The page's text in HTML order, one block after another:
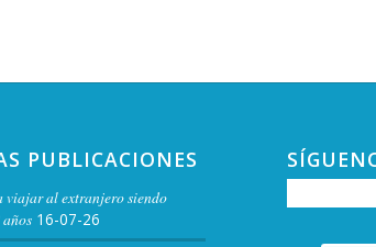
PUBLICACIONES
viajar al extranjero siendo
16-07-26